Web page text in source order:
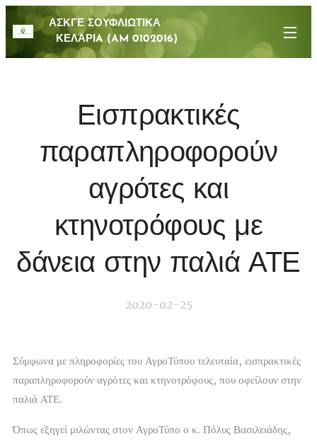
ΑΣΚΓΕ ΣΟΥΦΛΙΩΤΙΚΑ
ΚΕΛΑΡΙA (AM 0102016)
Εισπρακτικές
παραπληροφορούν
αγρότες και
κτηνοτρόφους με
δάνεια στην παλιά ΑΤΕ
2020-02-25
Σύμφωνα με πληροφορίες του ΑγροΤύπου τελευταία, εισπρακτικές
παραπληροφορούν αγρότες και κτηνοτρόφους, που οφείλουν στην
παλιά ΑΤΕ.
Όπως εξηγεί μιλώντας στον ΑγροΤύπο ο κ. Πόλυς Βασιλειάδης,